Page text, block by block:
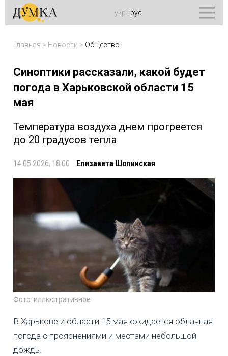
укр рус
Главная > Новости > Общество
Синоптики рассказали, какой будет
погода в Харьковской области 15
мая
Температура воздуха днем прогреется
до 20 градусов тепла
14.05.2026, 18:00 Елизавета Шопинская
Фото: иллюстративное
В Харькове и области 15 мая ожидается облачная
погода с прояснениями и местами небольшой
дождь.